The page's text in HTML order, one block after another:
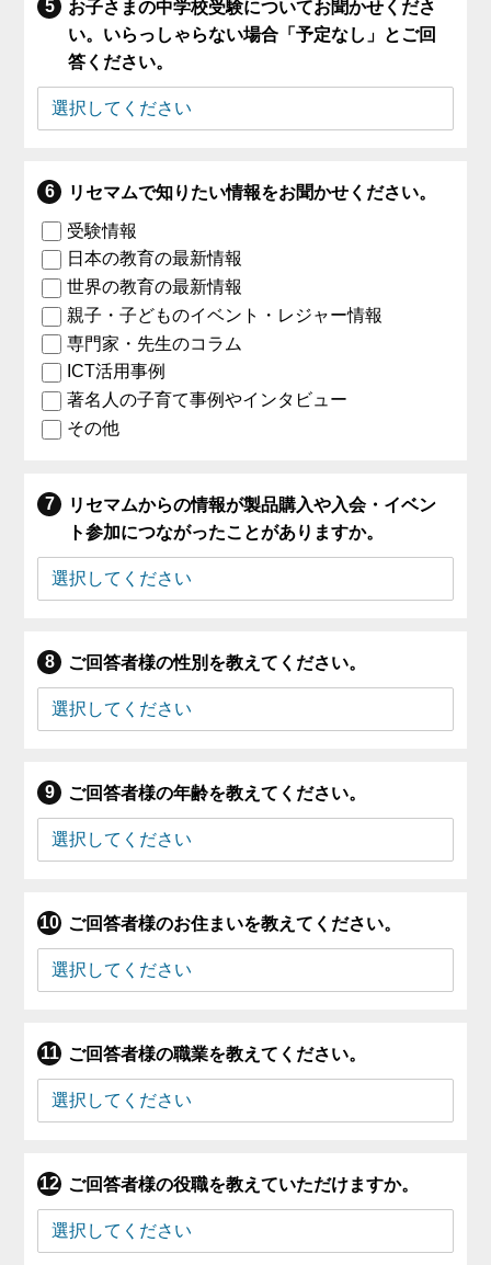
お子さまの中学校受験についてお聞かせくださ
い。いらっしゃらない場合「予定なし」とご回
答ください。
リセマムで知りたい情報をお聞かせください。
受験情報
日本の教育の最新情報
世界の教育の最新情報
親子・子どものイベント・レジャー情報
専門家・先生のコラム
ICT活用事例
著名人の子育て事例やインタビュー
その他
リセマムからの情報が製品購入や入会・イベン
ト参加につながったことがありますか。
ご回答者様の性別を教えてください。
ご回答者様の年齢を教えてください。
ご回答者様のお住まいを教えてください。
ご回答者様の職業を教えてください。
ご回答者様の役職を教えていただけますか。